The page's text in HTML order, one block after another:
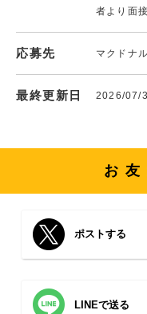
者より面
応募先 マクドナ
最終更新日 2026/07/
お
ポストする
LINEで送る